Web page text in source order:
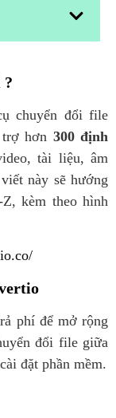
?
chuyển đổi file
hơn 300 định
tài liệu, âm
này sẽ hướng
kèm theo hình
phí để mở rộng
đổi file giữa
đặt phần mềm.